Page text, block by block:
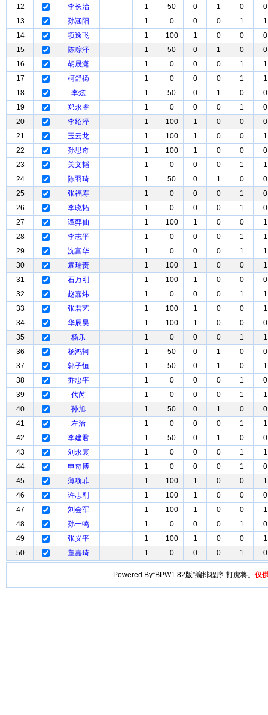
12
李长治 1 50 0 1 0
0
13
孙涵阳 1 0 0 0 1
1
14
项逸飞 1 100 1 0 0
0
15
陈琮泽 1 50 0 1 0
0
16
胡晟潇 1 0 0 0 1
1
17
柯舒扬 1 0 0 0 1
1
18
李炫 1 50 0 1 0
0
19
郑永睿 1 0 0 0 1
0
20
李绍泽 1 100 1 0 0
0
21
玉云龙 1 100 1 0 0
1
22
孙思奇 1 100 1 0 0
0
23
关文韬 1 0 0 0 1
1
24
陈羽琦 1 50 0 1 0
0
25
张福寿 1 0 0 0 1
0
26
李晓拓 1 0 0 0 1
0
27
谭弈仙 1 100 1 0 0
1
28
李志平 1 0 0 0 1
1
29
沈富华 1 0 0 0 1
1
30
袁瑞责 1 100 1 0 0
1
31
石万刚 1 100 1 0 0
0
32
赵嘉炜 1 0 0 0 1
1
33
张君艺 1 100 1 0 0
1
34
华辰昊 1 100 1 0 0
0
35
杨乐 1 0 0 0 1
1
36
杨鸿轲 1 50 0 1 0
0
37
郭子恒 1 50 0 1 0
1
38
乔忠平 1 0 0 0 1
0
39
代芮 1 0 0 0 1
1
40
孙旭 1 50 0 1 0
0
41
左治 1 0 0 0 1
1
42
李建君 1 50 0 1 0
0
43
刘永寰 1 0 0 0 1
1
44
申奇博 1 0 0 0 1
0
45
薄项菲 1 100 1 0 0
1
46
许志刚 1 100 1 0 0
0
47
刘会军 1 100 1 0 0
1
48
孙一鸣 1 0 0 0 1
0
49
张义平 1 100 1 0 0
1
50
董嘉琦 1 0 0 0 1 0
Powered By“BPW1.82版”编排程序-打虎将。 仅